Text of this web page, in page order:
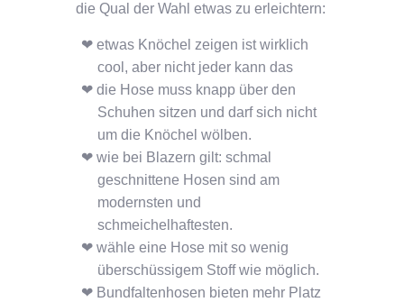
die Qual der Wahl etwas zu erleichtern:
etwas Knöchel zeigen ist wirklich
cool, aber nicht jeder kann das
die Hose muss knapp über den
Schuhen sitzen und darf sich nicht
um die Knöchel wölben.
wie bei Blazern gilt: schmal
geschnittene Hosen sind am
modernsten und
schmeichelhaftesten.
wähle eine Hose mit so wenig
überschüssigem Stoff wie möglich.
Bundfaltenhosen bieten mehr Platz